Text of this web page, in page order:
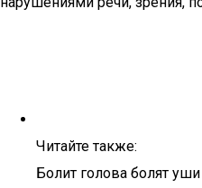
Читайте также:
Болит голова болят